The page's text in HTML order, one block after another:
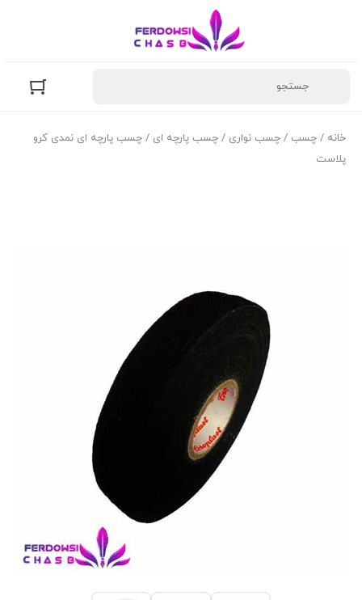
خانه / چسب / چسب نواری / چسب پارچه ای / چسب پارچه ای نمدی کرو
پلاست